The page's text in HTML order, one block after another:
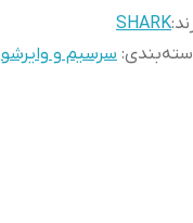
SHARK
: سرسیم و وایرشو